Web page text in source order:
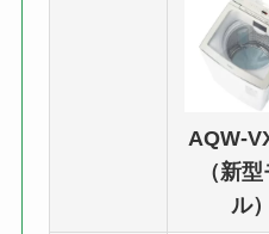
AQW-
（新
ル）